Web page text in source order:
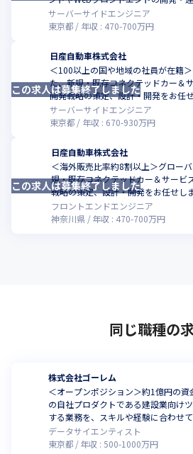
サーバーサイドエンジニア
東京都
年収 : 470-700万円
日産自動車株式会社
＜100以上の国や地域の社員が在籍
た、新規・既存コネクテッドカー＆
開発戦略の策定、設計・開発をお任
サーバーサイドエンジニア
東京都
年収 : 670-930万円
この求人は募集終了しました
日産自動車株式会社
＜海外販売比率約8割以上＞グロー
規・既存コネクテッドカー＆サービ
戦略の策定、設計・開発をお任せし
フロントエンドエンジニア
神奈川県
年収 : 470-700万円
この求人は募集終了しました
同じ職種の
株式会社ゴーレム
＜オープンポジション＞約1億円の
の自社プロダクトである建設業向け
する業務を、スキルや経験に合わせ
データサイエンティスト
東京都
年収 :500-1000万円